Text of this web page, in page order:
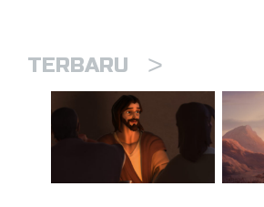
TERBARU >